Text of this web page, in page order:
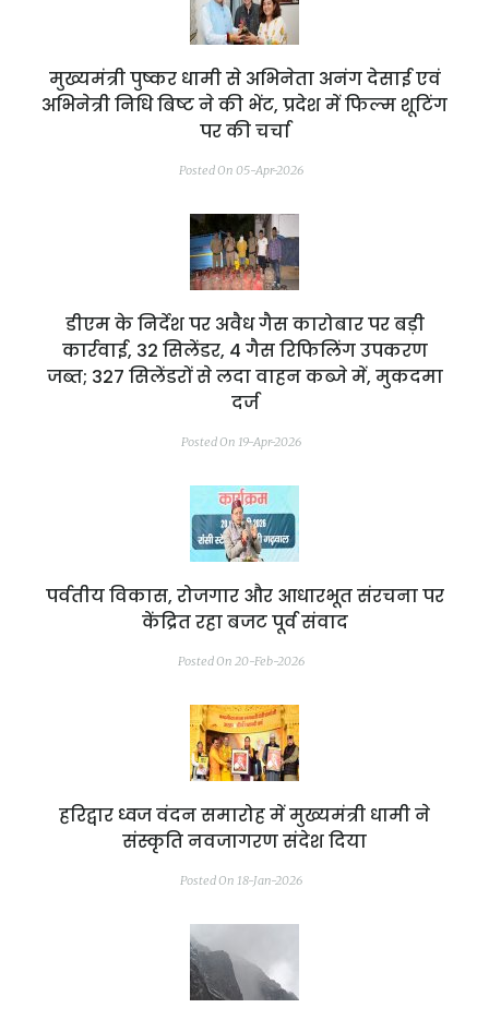
मुख्यमंत्री पुष्कर धामी से अभिनेता अनंग देसाई एवं
अभिनेत्री निधि बिष्ट ने की भेंट, प्रदेश में फिल्म शूटिंग
पर की चर्चा
Posted On 05-Apr-2026
डीएम के निर्देश पर अवैध गैस कारोबार पर बड़ी
कार्रवाई, 32 सिलेंडर, 4 गैस रिफिलिंग उपकरण
जब्त; 327 सिलेंडरों से लदा वाहन कब्जे में, मुकदमा
दर्ज
Posted On 19-Apr-2026
पर्वतीय विकास, रोजगार और आधारभूत संरचना पर
केंद्रित रहा बजट पूर्व संवाद
Posted On 20-Feb-2026
हरिद्वार ध्वज वंदन समारोह में मुख्यमंत्री धामी ने
संस्कृति नवजागरण संदेश दिया
Posted On 18-Jan-2026